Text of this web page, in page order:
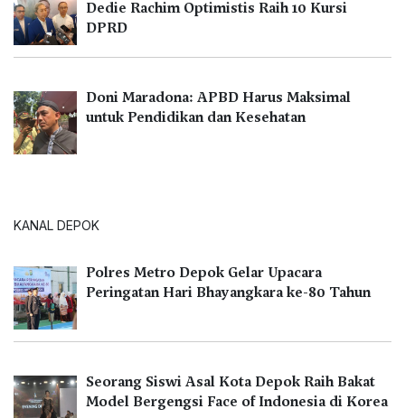
Dedie Rachim Optimistis Raih 10 Kursi
DPRD
Doni Maradona: APBD Harus Maksimal
untuk Pendidikan dan Kesehatan
KANAL DEPOK
Polres Metro Depok Gelar Upacara
Peringatan Hari Bhayangkara ke-80 Tahun
Seorang Siswi Asal Kota Depok Raih Bakat
Model Bergengsi Face of Indonesia di Korea